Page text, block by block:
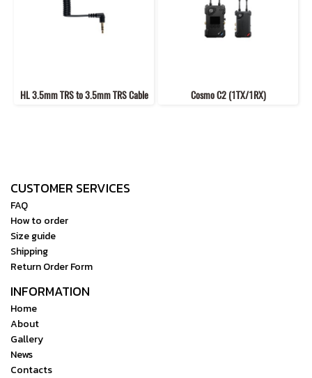
HL 3.5mm TRS to 3.5mm TRS Cable Cosmo C2 (1TX/1RX)
CUSTOMER SERVICES
FAQ
How to order
Size guide
Shipping
Return Order Form
INFORMATION
Home
About
Gallery
News
Contacts